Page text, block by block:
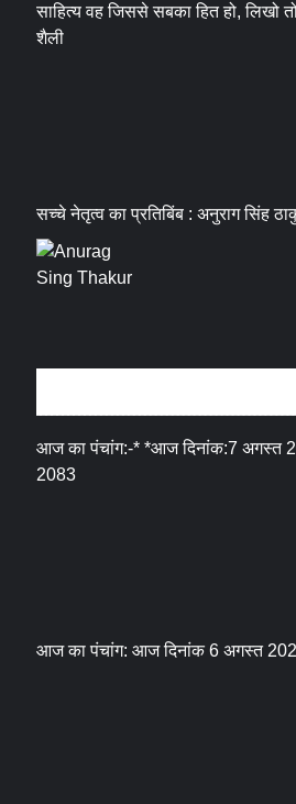
साहित्य वह जिससे सबका हित हो, लिखो
शैली
सच्चे नेतृत्व का प्रतिबिंब : अनुराग सिंह
आज का पंचांग:-* *आज दिनांक:7 अगस्त
2083